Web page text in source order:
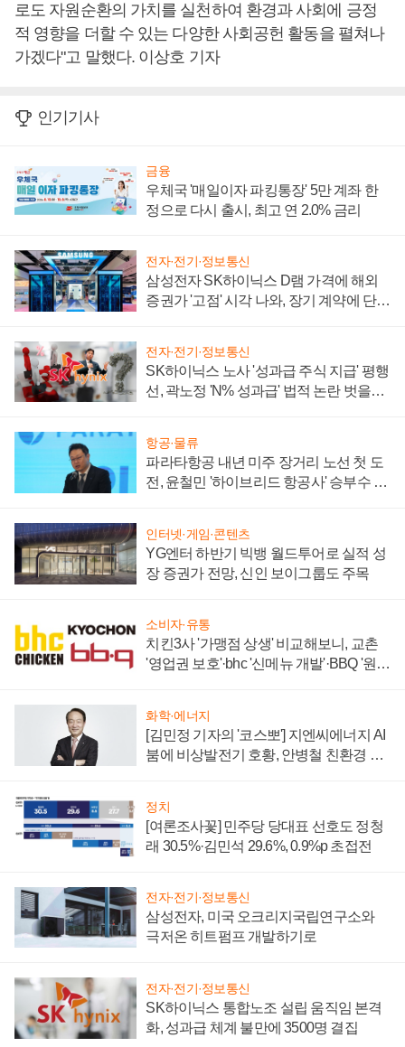
로도 자원순환의 가치를 실천하여 환경과 사회에 긍정
적 영향을 더할 수 있는 다양한 사회공헌 활동을 펼쳐나
가겠다"고 말했다. 이상호 기자
인기기사
금융
우체국 '매일이자 파킹통장' 5만 계좌 한
정으로 다시 출시, 최고 연 2.0% 금리
전자·전기·정보통신
삼성전자 SK하이닉스 D램 가격에 해외
증권가 '고점' 시각 나와, 장기 계약에 단점
전자·전기·정보통신
SK하이닉스 노사 '성과급 주식 지급' 평행
선, 곽노정 'N% 성과급' 법적 논란 벗을지
항공·물류
파라타항공 내년 미주 장거리 노선 첫 도
전, 윤철민 '하이브리드 항공사' 승부수 통
인터넷·게임·콘텐츠
YG엔터 하반기 빅뱅 월드투어로 실적 성
장 증권가 전망, 신인 보이그룹도 주목
소비자·유통
치킨3사 '가맹점 상생' 비교해보니, 교촌
'영업권 보호'·bhc '신메뉴 개발'·BBQ '원가
화학·에너지
[김민정 기자의 '코스뽀'] 지엔씨에너지 AI
붐에 비상발전기 호황, 안병철 친환경 에
정치
[여론조사꽃] 민주당 당대표 선호도 정청
래 30.5%·김민석 29.6%, 0.9%p 초접전
전자·전기·정보통신
삼성전자, 미국 오크리지국립연구소와
극저온 히트펌프 개발하기로
전자·전기·정보통신
SK하이닉스 통합노조 설립 움직임 본격
화, 성과급 체계 불만에 3500명 결집